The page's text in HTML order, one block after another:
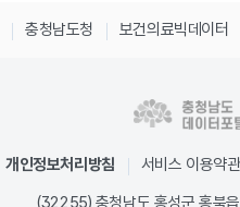
충청남도청 보건의료빅데이터
개인정보처리방침 서비스 이용약관
(32255) 충청남도 홍성군 홍북